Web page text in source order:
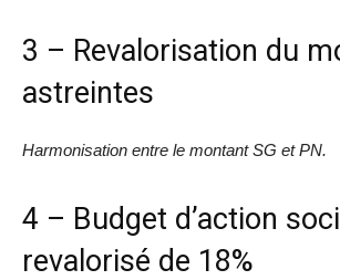
3 – Revalorisation du
astreintes
Harmonisation entre le montant SG et PN.
4 – Budget d’action
revalorisé de 18%